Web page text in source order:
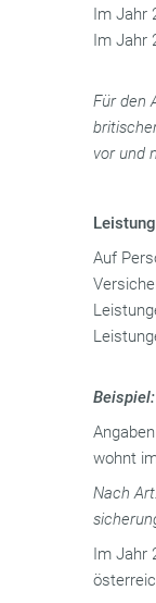
Im Jahr
Im Jahr
Für den
vor und
Auf
Beispiel:
wohnt
Nach
Im Jahr